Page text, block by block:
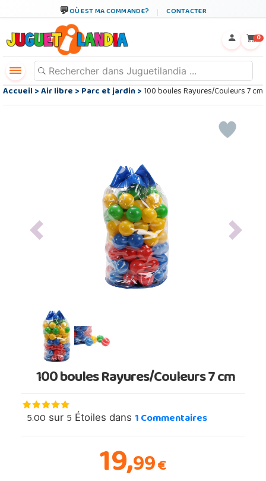
OÙ EST MA COMMANDE? CONTACTER
0
Accueil>Air libre>Parc et jardin>100 boules Rayures/Couleurs 7 cm
Previous Next
100 boules Rayures/Couleurs 7 cm
5.00 sur 5 Étoiles dans 1Commentaires
19,99€